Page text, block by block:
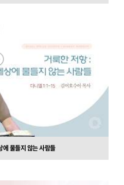
물들지 않는 사람들